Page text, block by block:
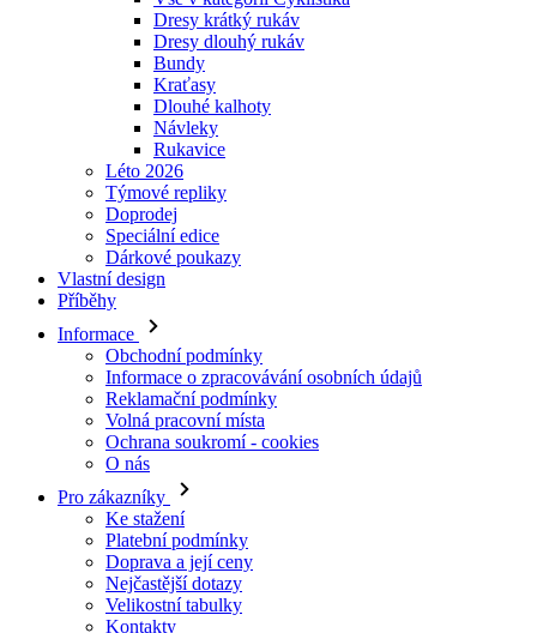
Dresy krátký rukáv
Dresy dlouhý rukáv
Bundy
Kraťasy
Dlouhé kalhoty
Návleky
Rukavice
Léto 2026
Týmové repliky
Doprodej
Speciální edice
Dárkové poukazy
Vlastní design
Příběhy
Informace
Obchodní podmínky
Informace o zpracovávání osobních údajů
Reklamační podmínky
Volná pracovní místa
Ochrana soukromí - cookies
O nás
Pro zákazníky
Ke stažení
Platební podmínky
Doprava a její ceny
Nejčastější dotazy
Velikostní tabulky
Kontakty